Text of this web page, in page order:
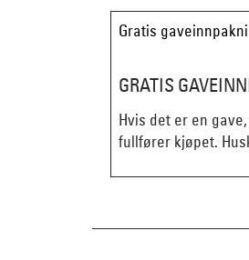
Gratis
GRATIS
Hvis det er en
fullfører kjøpet.